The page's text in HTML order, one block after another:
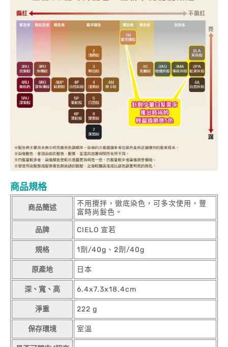
商品規格
商品簡述
不用攪拌，徹底染色，可多次使用，豐
富時尚髮色。
品牌 CIELO 宣若
規格 1劑/40g、2劑/40g
原產地 日本
深、寬、高 6.4x7.3x18.4cm
淨重 222 g
保存環境 室溫